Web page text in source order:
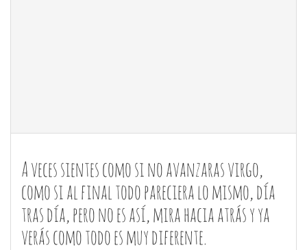
A veces sientes como si no avanzaras virgo,
como si al final todo pareciera lo mismo, día
tras día, pero no es así, mira hacia atrás y ya
verás como todo es muy diferente.